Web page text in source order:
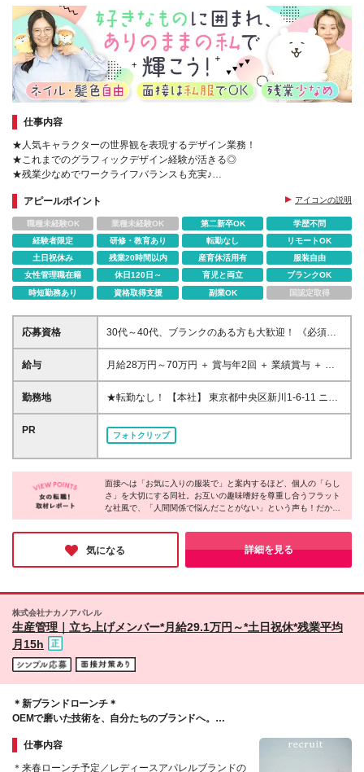
仕事内容
★人気キャラクターの世界観を表現するデザイン業務！
★これまでのグラフィックデザイン経験が活きる◎
★残業少なめでワークライフバランスも充実♪
アピールポイント
アイコンの説明
職種未経験OK 業種未経験OK 第二新卒OK
学歴不問
経験者限定
研修・教育あり 転勤なし
リモートOK
土日祝休み
残業20時間以内 産育休活用有
服装自由
女性管理職在籍
休日120日～ 育児と両立
ブランクOK
時短勤務あり
資格取得支援 副業OK 国認定取得
応募資格
30代～40代、ブランクのある方も大歓迎！ 《必須条
件》 ＊学歴不問 ＊平面のグラフィックデザイン経験
（CMYKの知識）をお持ちの方 ＊Illustrator、
使用したデザインの実務経験をお持ちの方 ＊面接は
いつもの「私服」でOK！スーツは不要です＊ お気に
イルのままでリラックスしてお越しくださいね。 面
り」について楽しくお話ししましょう！
給与
月給28万円～70万円 ＋ 賞与年2回 ＋ 業績賞与 ＋ 住
宅手当（1～3万円／月）＋インプット手当(5,000円/
月) ★賞与年2回（34万650円※基本給×1.5か月固定／
ます♪ ※上記金額には固定残業代（月30時間分、月5
給与は変わりません。 ※試用期間中、住宅手当、ベネ
フィットステーション、保養所は対象外です。
勤務地
★転勤なし！ 【本社】 東京都中央区新川1-6-11 ニュ
ーリバータワー7F ※【今秋移転予定】 移転予定先住
所：東京都港区虎ノ門1-2-8 虎ノ門琴平タワー ※業務
に慣れた後や産休・育休明けなど、状況に応じてリモ
ートワークの活用も可能です◎ ※(変更の範囲)上記を
除く当社関連勤務地
PR
フォトクリップ
面接へは「お気に入りの服装で」と案内するほど、個人の「らし
さ」を大切にする同社。お互いの趣味嗜好を尊重し合うフラット
な社風で、「人間関係で悩んだことがない」という声も！だから
こそ、あなたが秘める愛やこだわりも、ここでは最強の武器にな
るんだそう♪心から好きと思える仕事に真っ直ぐ熱中し、ありの
ままの自分で突き抜けられる。そんな最高の居心地の良さに、私
もワクワクできる取材となりました！
気になる 詳細を見る
株式会社ナカノアパレル
生産管理｜立ち上げメンバー*月給29.1万円～*土日祝休*残業平均
月15h
＊新ブランドローンチ＊
OEMで磨いた技術を、自分たちのブランドへ。
仕事内容
＊来春ローンチ予定／レディースアパレルブランドの